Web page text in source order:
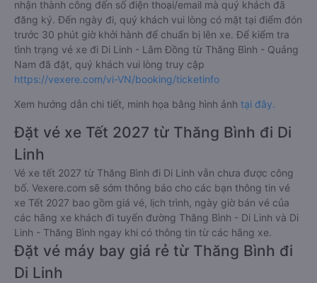
nhận thành công đến số điện thoại/email mà quý khách đã
đăng ký. Đến ngày đi, quý khách vui lòng có mặt tại điểm đón
trước 30 phút giờ khởi hành để chuẩn bị lên xe. Để kiểm tra
tình trạng vé xe đi Di Linh - Lâm Đồng từ Thăng Bình - Quảng
Nam đã đặt, quý khách vui lòng truy cập
https://vexere.com/vi-VN/booking/ticketinfo
Xem hướng dẫn chi tiết, minh họa bằng hình ảnh tại đây.
Đặt vé xe Tết 2027 từ Thăng Bình đi Di
Linh
Vé xe tết 2027 từ Thăng Bình đi Di Linh vẫn chưa được công
bố. Vexere.com sẽ sớm thông báo cho các bạn thông tin vé
xe Tết 2027 bao gồm giá vé, lịch trình, ngày giờ bán vé của
các hãng xe khách đi tuyến đường Thăng Bình - Di Linh và Di
Linh - Thăng Bình ngay khi có thông tin từ các hãng xe.
Đặt vé máy bay giá rẻ từ Thăng Bình đi
Di Linh